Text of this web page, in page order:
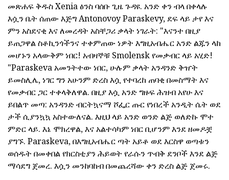
መጽሐፍ ቅዱስ Xenia ፅንስ ባሰቡ ጊዜ ጉዳዩ. አንድ ቀን ብላ በቀላሉ
እሷን ቤት ሰጠው እጅግ Antonovoy Paraskevy, ደፍ ላይ ታየ እና
ምን አስደናቂ እና ለመረዳት አስቸጋሪ ቃላት ነገራት: "እናንተ በዚያ
ይጠጋዋል ስቶኪንጎችንና ተቀምጠው ነዎት እግዚአብሔር አንድ ልጁን ላከ
መሆኑን አላውቅም ነበር! አብዛኞቹ Smolensk የመቃብር ላይ አሂድ!
"Paraskeva አመንትተው ነበር, ሁሉም ቃላት አንዳንድ ቅዠት
ይመስሊሌ, ነገር ግን አሁንም ድረስ እሷ የተባረከ ጠባቂ በመስማት እና
የመቃብር ጋር ተቀላቅለዋል. በዚያ እሷ አንድ ግዙፍ ሕዝብ አየሁ እና
ይበልጥ መጣ: አንዳንድ ብርትኳናማ ሾፌር ጡር የነበረች አንዲት ሴት ወደ
ታች ሲያንኳኳ አስተውለናል. እዚህ ላይ አንድ ወንድ ልጅ ወለድኩ ሞተ
ምድር ላይ. እኔ ሞክረዋል, እና አልተሳካም ነበር ቢሆንም እንደ ዘመዶቿ
ያግኙ. Paraskeva, በእግዚአብሔር ጣት አይቶ ወደ እርስዋ ወጣቱን
ወሰዱት በመቀበል የክርስቲያን ሕይወት የራሱን ጥብቅ ደንቦች እንደ ልጅ
ማሳደግ ጀመረ. እሷን መንከባከብ በመጨረሻው ቀን ድረስ ልጅ ጀመሩ.